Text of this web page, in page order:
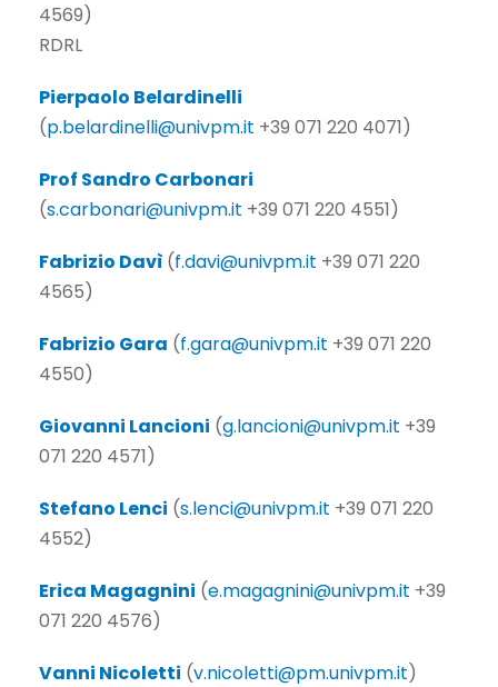
4569)
RDRL
Pierpaolo Belardinelli
(p.belardinelli@univpm.it +39 071 220 4071)
Prof Sandro Carbonari
(s.carbonari@univpm.it +39 071 220 4551)
Fabrizio Davì (f.davi@univpm.it +39 071 220
4565)
Fabrizio Gara (f.gara@univpm.it +39 071 220
4550)
Giovanni Lancioni (g.lancioni@univpm.it +39
071 220 4571)
Stefano Lenci (s.lenci@univpm.it +39 071 220
4552)
Erica Magagnini (e.magagnini@univpm.it +39
071 220 4576)
Vanni Nicoletti (v.nicoletti@pm.univpm.it)